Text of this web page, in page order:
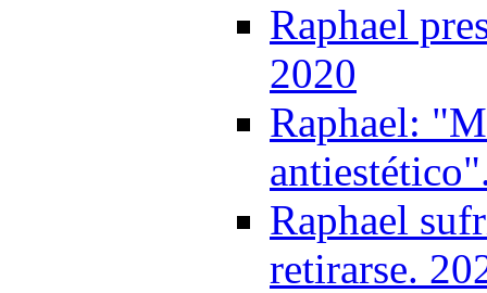
Raphael
2020
Raphael:
Raphael
retirarse.